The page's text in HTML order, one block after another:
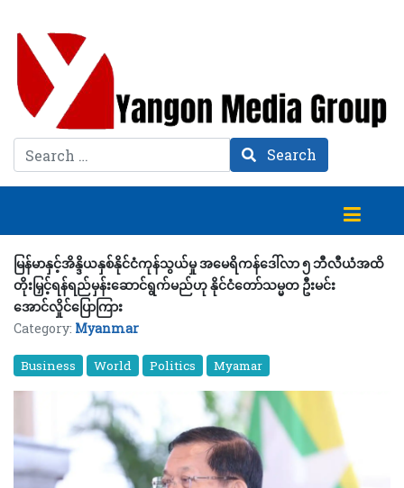
Search Search
မြန်မာနှင့်အိန္ဒိယနှစ်နိုင်ငံကုန်သွယ်မှု အမေရိကန်ဒေါ်လာ ၅ ဘီလီယံအထိ
တိုးမြှင့်ရန်ရည်မှန်းဆောင်ရွက်မည်ဟု နိုင်ငံတော်သမ္မတ ဦးမင်း
အောင်လှိုင်ပြောကြား
Category: Myanmar
Business World Politics Myamar